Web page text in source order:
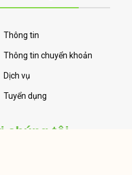
Thông tin
Thông tin chuyển khoản
Dịch vụ
Tuyển dụng
chúng tôi